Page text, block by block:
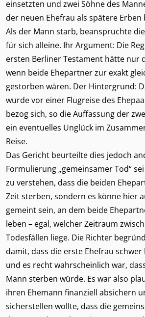
einsetzten und zwei Söhne des
der neuen Ehefrau als spätere
Als der Mann starb, beanspruchte
für sich alleine. Ihr Argument: Die
ersten Berliner Testament hätte nur
wenn beide Ehepartner zur exakt
gestorben wären. Der Hintergrund:
wurde vor einer Flugreise des
bezog sich, so die Auffassung der
ein eventuelles Unglück im
Reise.
Das Gericht beurteilte dies jedoch
Formulierung „gemeinsamer Tod“
zu verstehen, dass die beiden
Zeit sterben, sondern es könne hier
gemeint sein, an dem beide
leben – egal, welcher Zeitraum
Todesfällen liege. Die Richter
damit, dass die erste Ehefrau schwer
und es recht wahrscheinlich war,
Mann sterben würde. Es war also
ihren Ehemann finanziell absichern
sicherstellen wollte, dass die